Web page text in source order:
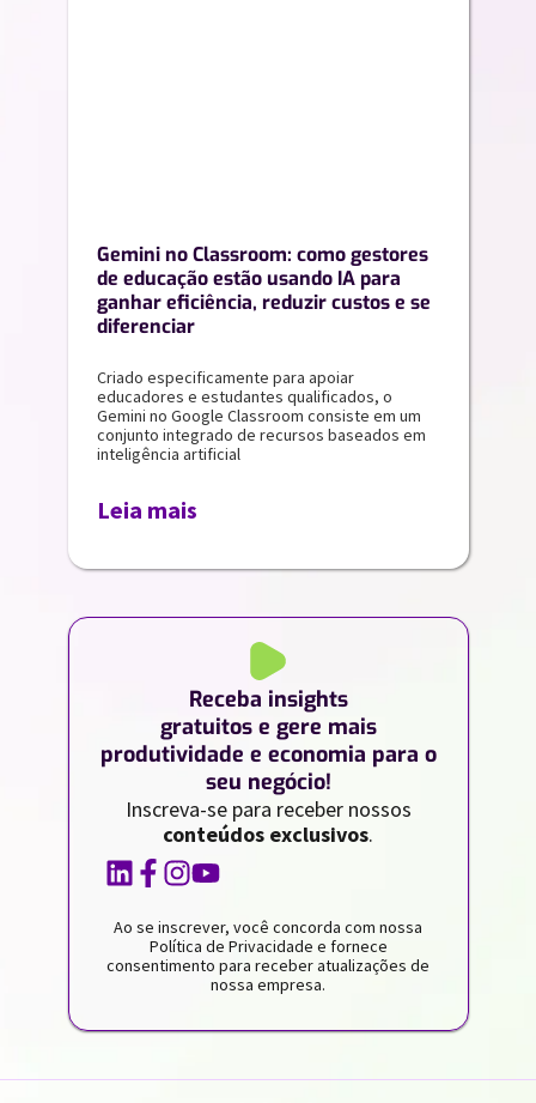
Gemini no Classroom: como gestores
de educação estão usando IA para
ganhar eficiência, reduzir custos e se
diferenciar
Criado especificamente para apoiar
educadores e estudantes qualificados, o
Gemini no Google Classroom consiste em um
conjunto integrado de recursos baseados em
inteligência artificial
Leia mais
Receba insights
gratuitos e gere mais
produtividade e economia para o
seu negócio!
Inscreva-se para receber nossos
conteúdos exclusivos.
Ao se inscrever, você concorda com nossa
Política de Privacidade e fornece
consentimento para receber atualizações de
nossa empresa.